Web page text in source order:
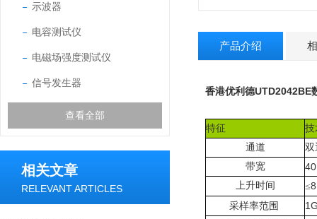
示波器
电容测试仪
电磁场强度测试仪
信号发生器
查看全部
相关文章
RELEVANT ARTICLES
产品介绍
香港优利德UTD2042BE
特征
技
通道
双
带宽
上升时间 ≤
采样率范围